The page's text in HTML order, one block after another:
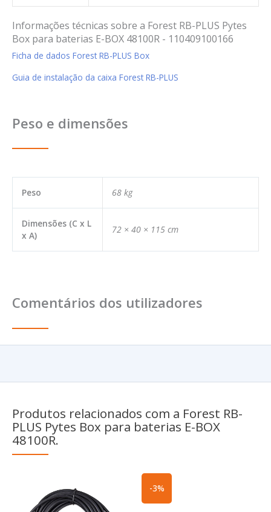
Informações técnicas sobre a Forest RB-PLUS Pytes
Box para baterias E-BOX 48100R - 110409100166
Ficha de dados Forest RB-PLUS Box
Guia de instalação da caixa Forest RB-PLUS
Peso e dimensões
Peso 68 kg
Dimensões (C x L
x A)
72 × 40 × 115 cm
Comentários dos utilizadores
Produtos relacionados com a Forest RB-
PLUS Pytes Box para baterias E-BOX
48100R.
-3%